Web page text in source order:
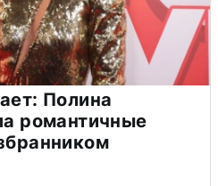
Полина
романтичные